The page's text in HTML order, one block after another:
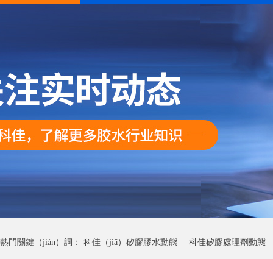
熱門關鍵（jiàn）詞： 科佳（jiā）矽膠膠水動態 科佳矽膠處理劑動態